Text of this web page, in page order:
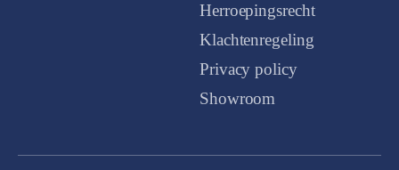
Herroepingsrecht
Klachtenregeling
Privacy policy
Showroom